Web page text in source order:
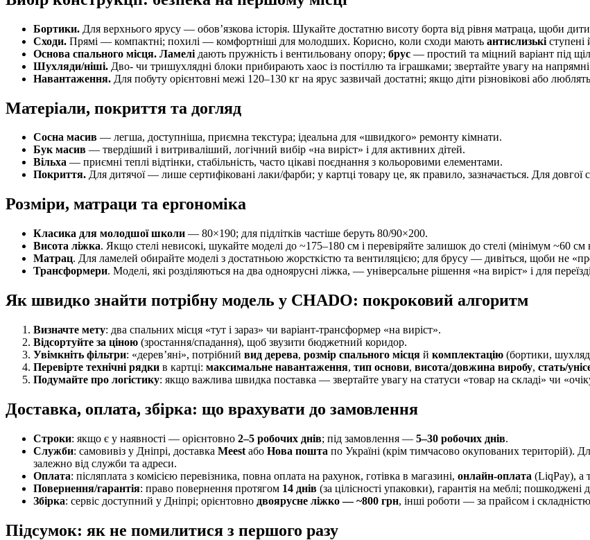
Бортики. Для верхнього ярусу — обов’язкова історія. Шукайте достатню висоту борта від рівня матраца, щоби
Сходи. Прямі — компактні; похилі — комфортніші для молодших. Корисно, коли сходи мають антислизькі ступені
Основа спального місця. Ламелі дають пружність і вентильовану опору; брус — простий та міцний варіант під
Шухляди/нішi. Дво- чи тришухлядні блоки прибирають хаос із постіллю та іграшками; звертайте увагу на
Навантаження. Для побуту орієнтовні межі 120–130 кг на ярус зазвичай достатні; якщо діти різновікові або
Матеріали, покриття та догляд
Сосна масив — легша, доступніша, приємна текстура; ідеальна для «швидкого» ремонту кімнати.
Бук масив — твердіший і витриваліший, логічний вибір «на виріст» і для активних дітей.
Вільха — приємні теплі відтінки, стабільність, часто цікаві поєднання з кольоровими елементами.
Покриття. Для дитячої — лише сертифіковані лаки/фарби; у картці товару це, як правило, зазначається. Для
Розміри, матраци та ергономіка
Класика для молодшої школи — 80×190; для підлітків частіше беруть 80/90×200.
Висота ліжка. Якщо стелі невисокі, шукайте моделі до ~175–180 см і перевіряйте залишок до стелі (мінімум ~60
Матрац. Для ламелей обирайте моделі з достатньою жорсткістю та вентиляцією; для брусу — дивіться, щоби не
Трансформери. Моделі, які розділяються на два одноярусні ліжка, — універсальне рішення «на виріст» і для
Як швидко знайти потрібну модель у CHADO: покроковий алгоритм
Визначте мету: два спальних місця «тут і зараз» чи варіант-трансформер «на виріст».
Відсортуйте за ціною (зростання/спадання), щоб звузити бюджетний коридор.
Увімкніть фільтри: «дерев’яні», потрібний вид дерева, розмір спального місця й комплектацію (бортики,
Перевірте технічні рядки в картці: максимальне навантаження, тип основи, висота/довжина виробу, стать/
Подумайте про логістику: якщо важлива швидка поставка — звертайте увагу на статуси «товар на складі» чи
Доставка, оплата, збірка: що врахувати до замовлення
Строки: якщо є у наявності — орієнтовно 2–5 робочих днів; під замовлення — 5–30 робочих днів.
Служби: самовивіз у Дніпрі, доставка Meest або Нова пошта по Україні (крім тимчасово окупованих територій).
залежно від служби та адреси.
Оплата: післяплата з комісією перевізника, повна оплата на рахунок, готівка в магазині, онлайн-оплата (LiqPay), а
Повернення/гарантія: право повернення протягом 14 днів (за цілісності упаковки), гарантія на меблі; пошкоджені
Збірка: сервіс доступний у Дніпрі; орієнтовно двоярусне ліжко — ~800 грн, інші роботи — за прайсом і
Підсумок: як не помилитися з першого разу